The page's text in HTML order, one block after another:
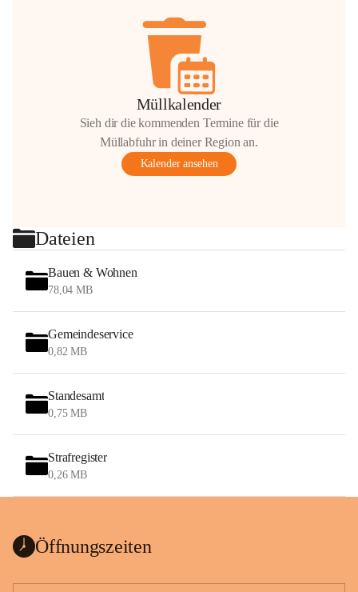
Müllkalender
Sieh dir die kommenden Termine für die
Müllabfuhr in deiner Region an.
Kalender ansehen
Dateien
Bauen & Wohnen
78,04 MB
Gemeindeservice
0,82 MB
Standesamt
0,75 MB
Strafregister
0,26 MB
Öffnungszeiten